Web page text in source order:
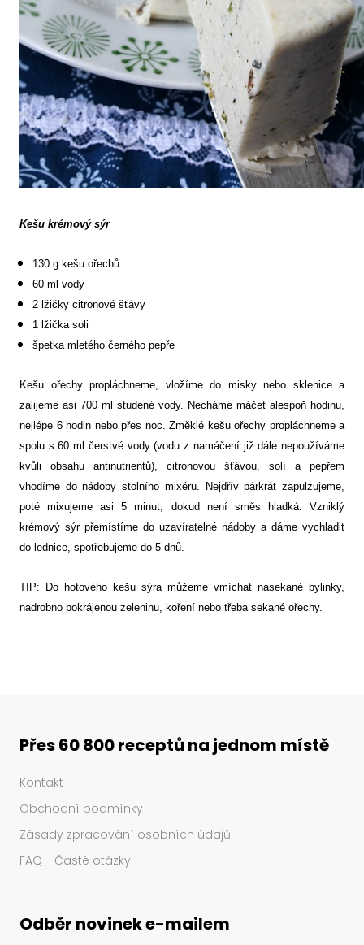
Kešu krémový sýr
130 g kešu ořechů
60 ml vody
2 lžičky citronové šťávy
1 lžička soli
špetka mletého černého pepře
Kešu ořechy propláchneme, vložíme do misky nebo sklenice a
zalijeme asi 700 ml studené vody. Necháme máčet alespoň hodinu,
nejlépe 6 hodin nebo přes noc. Změklé kešu ořechy propláchneme a
spolu s 60 ml čerstvé vody (vodu z namáčení již dále nepoužíváme
kvůli obsahu antinutrientů), citronovou šťávou, solí a pepřem
vhodíme do nádoby stolního mixéru. Nejdřív párkrát zapulzujeme,
poté mixujeme asi 5 minut, dokud není směs hladká. Vzniklý
krémový sýr přemístíme do uzavíratelné nádoby a dáme vychladit
do lednice, spotřebujeme do 5 dnů.
TIP: Do hotového kešu sýra můžeme vmíchat nasekané bylinky,
nadrobno pokrájenou zeleninu, koření nebo třeba sekané ořechy.
Přes 60 800 receptů na jednom místě
Kontakt
Obchodní podmínky
Zásady zpracování osobních údajů
FAQ - Časté otázky
Odběr novinek e-mailem